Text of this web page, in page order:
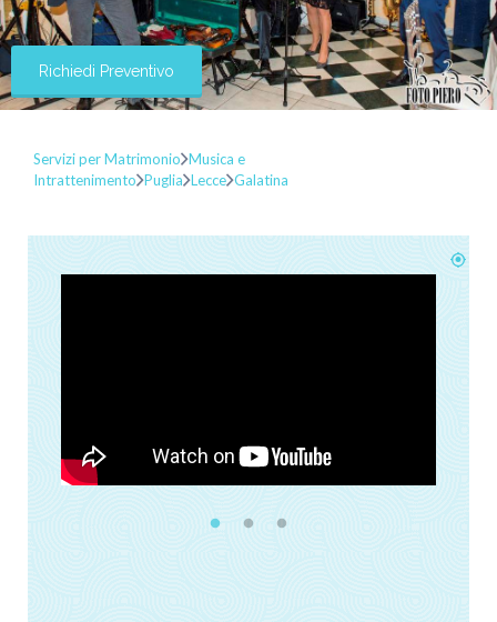
Richiedi Preventivo
Servizi per Matrimonio Musica e
Intrattenimento Puglia Lecce Galatina